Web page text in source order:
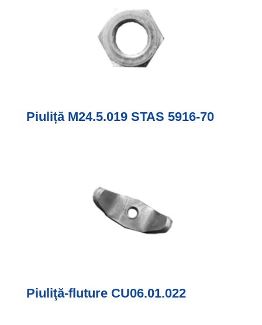
Piuliță М24.5.019 STAS 5916-70
Piuliţă-fluture CU06.01.022